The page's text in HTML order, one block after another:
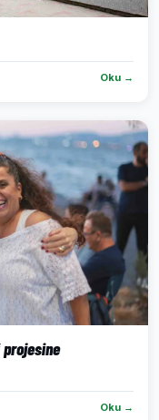
Oku →
projesine
Oku →